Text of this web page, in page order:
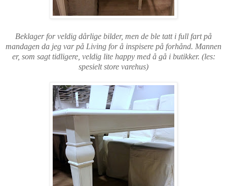
Beklager for veldig dårlige bilder, men de ble tatt i full fart på
mandagen da jeg var på Living for å inspisere på forhånd. Mannen
er, som sagt tidligere, veldig lite happy med å gå i butikker. (les:
spesielt store varehus)